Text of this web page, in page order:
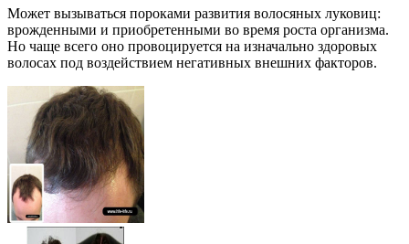
Может вызываться пороками развития волосяных луковиц:
врожденными и приобретенными во время роста организма.
Но чаще всего оно провоцируется на изначально здоровых
волосах под воздействием негативных внешних факторов.